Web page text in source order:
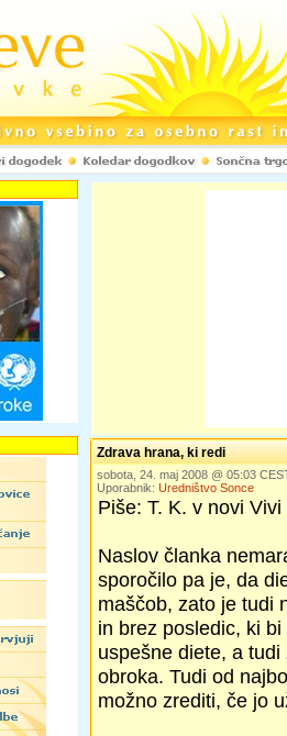
Zdrava hrana, ki redi
sobota, 24. maj 2008 @ 05:03
Uporabnik: Uredništvo Sonce
Piše: T. K. v novi Vivi
Naslov članka
sporočilo pa je, da
maščob, zato je tudi
in brez posledic, ki
uspešne diete, a
obroka. Tudi od
možno zrediti, če jo